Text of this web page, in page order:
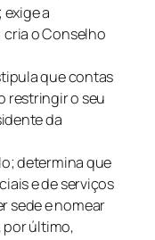
a
o Conselho
que contas
restringir o seu
da
determina que
e de serviços
sede e nomear
por último,